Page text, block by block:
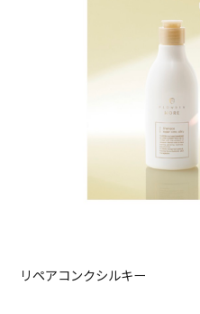
リペアコンクシルキー